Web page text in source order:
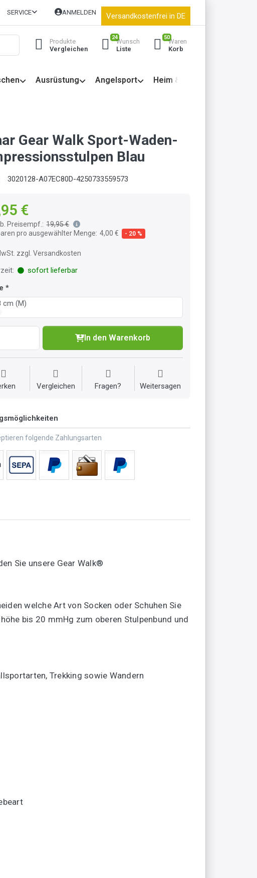
SERVICE ANMELDEN Versandkostenfrei in DE
Produkte
Vergleichen
24
Wunsch
Liste
50
Waren
Korb
Ausrüstung Angelsport Heim & Garten
Gear Walk Sport-Waden-
Blau
3020128-A07EC80D-4250733559573
€
Preisempf.: 19,95 €
pro ausgewählter Menge: 4,00 € - 20 %
zzgl. Versandkosten
sofort lieferbar
cm (M)
In den Warenkorb
Vergleichen Fragen? Weitersagen
folgende Zahlungsarten
Sie unsere Gear Walk®
welche Art von Socken oder Schuhen Sie
bis 20 mmHg zum oberen Stulpenbund und
Trekking sowie Wandern